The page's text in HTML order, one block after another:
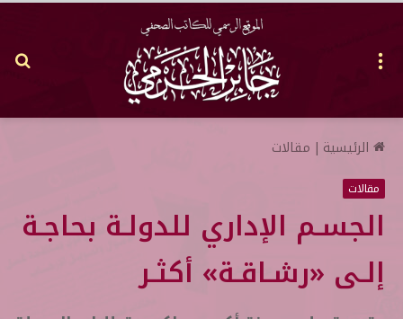
الرئيسية | مقالات
مقالات
الجسـم الإداري للدولـة بحاجـة
إلـى «رشـاقـة» أكثـر